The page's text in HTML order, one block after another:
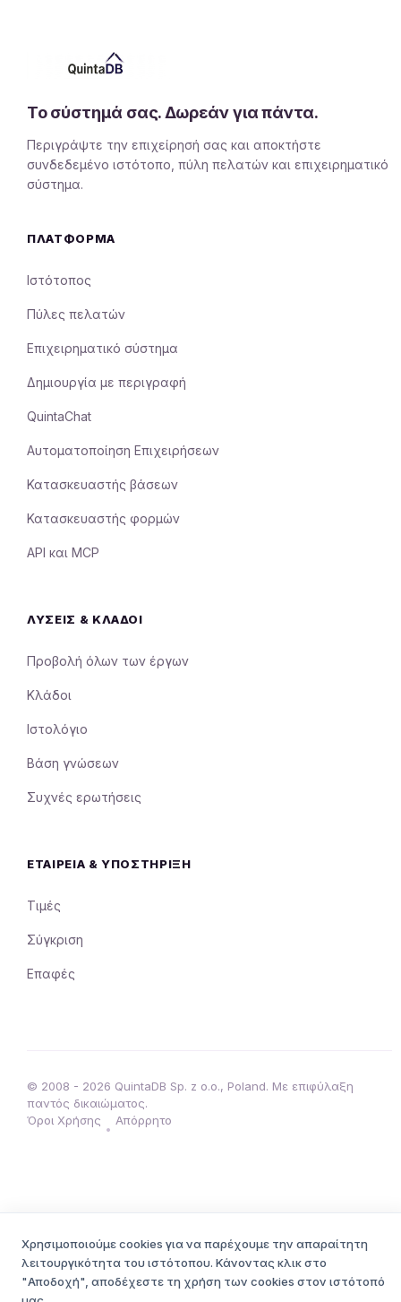
Το σύστημά σας. Δωρεάν για πάντα.
Περιγράψτε την επιχείρησή σας και αποκτήστε
συνδεδεμένο ιστότοπο, πύλη πελατών και επιχειρηματικό
σύστημα.
ΠΛΑΤΦΌΡΜΑ
Ιστότοπος
Πύλες πελατών
Επιχειρηματικό σύστημα
Δημιουργία με περιγραφή
QuintaChat
Αυτοματοποίηση Επιχειρήσεων
Κατασκευαστής βάσεων
Κατασκευαστής φορμών
API και MCP
ΛΎΣΕΙΣ & ΚΛΆΔΟΙ
Προβολή όλων των έργων
Κλάδοι
Ιστολόγιο
Βάση γνώσεων
Συχνές ερωτήσεις
ΕΤΑΙΡΕΊΑ & ΥΠΟΣΤΉΡΙΞΗ
Τιμές
Σύγκριση
Επαφές
© 2008 - 2026 QuintaDB Sp. z o.o., Poland. Με επιφύλαξη
παντός δικαιώματος.
Όροι Χρήσης
•
Απόρρητο
Χρησιμοποιούμε cookies για να παρέχουμε την απαραίτητη
λειτουργικότητα του ιστότοπου. Κάνοντας κλικ στο
"Αποδοχή", αποδέχεστε τη χρήση των cookies στον ιστότοπό